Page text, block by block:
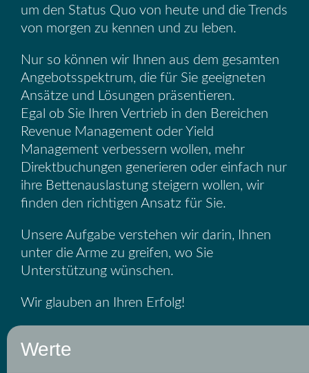
um den Status Quo von heute und die Trends
von morgen zu kennen und zu leben.
Nur so können wir Ihnen aus dem gesamten
Angebotsspektrum, die für Sie geeigneten
Ansätze und Lösungen präsentieren.
Egal ob Sie Ihren Vertrieb in den Bereichen
Revenue Management oder Yield
Management verbessern wollen, mehr
Direktbuchungen generieren oder einfach nur
ihre Bettenauslastung steigern wollen, wir
finden den richtigen Ansatz für Sie.
Unsere Aufgabe verstehen wir darin, Ihnen
unter die Arme zu greifen, wo Sie
Unterstützung wünschen.
Wir glauben an Ihren Erfolg!
Werte